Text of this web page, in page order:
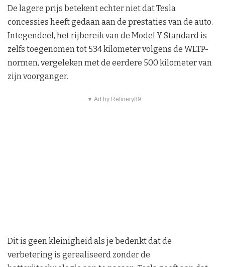
De lagere prijs betekent echter niet dat Tesla
concessies heeft gedaan aan de prestaties van de auto.
Integendeel, het rijbereik van de Model Y Standard is
zelfs toegenomen tot 534 kilometer volgens de WLTP-
normen, vergeleken met de eerdere 500 kilometer van
zijn voorganger.
▼ Ad by Refinery89
Dit is geen kleinigheid als je bedenkt dat de
verbetering is gerealiseerd zonder de